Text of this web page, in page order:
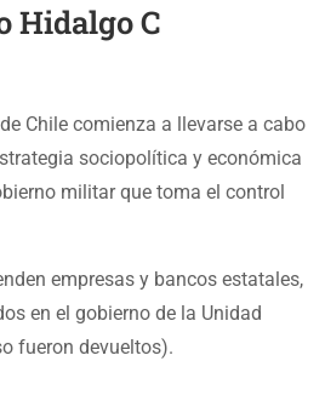
Hidalgo C
Chile comienza a llevarse a cabo
sociopolítica y económica
militar que toma el control
empresas y bancos estatales,
en el gobierno de la Unidad
fueron devueltos).